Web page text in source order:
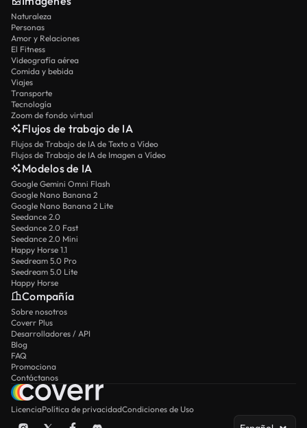
Naturaleza
Personas
Amor y Relaciones
El Fitness
Videografía aérea
Comida y bebida
Viajes
Transporte
Tecnología
Zoom de fondo virtual
Flujos de trabajo de IA
Flujos de Trabajo de IA de Texto a Vídeo
Flujos de Trabajo de IA de Imagen a Vídeo
Modelos de IA
Google Gemini Omni Flash
Google Nano Banana 2
Google Nano Banana 2 Lite
Seedance 2.0
Seedance 2.0 Fast
Seedance 2.0 Mini
Happy Horse 1.1
Seedream 5.0 Pro
Seedream 5.0 Lite
Happy Horse
Compañía
Sobre nosotros
Coverr Plus
Desarrolladores / API
Blog
FAQ
Promociona
Contáctanos
LicenciaPolítica de privacidadCondiciones de Uso